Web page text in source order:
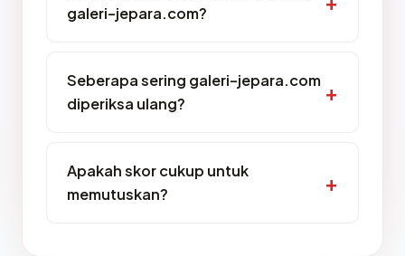
galeri-jepara.com?
Seberapa sering galeri-jepara.com
diperiksa ulang?
Apakah skor cukup untuk
memutuskan?